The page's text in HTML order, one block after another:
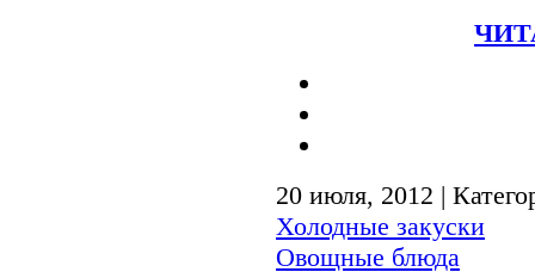
20 июля, 2012 |
Холодные закуски
Овощные блюда